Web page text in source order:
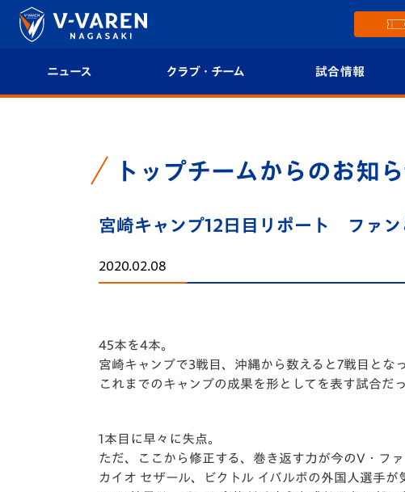
ニュース クラブ・チーム
フィロソフィー
選手プロフィール
マスコット紹介
クラブハウス（練習
場）
試合情報
フォトギャラリー
トップチームからのお知
宮崎キャンプ12日目リポート ファン
2020.02.08
45本を4本。
宮崎キャンプで3戦目、 沖縄から数えると7戦目とな
これまでのキャンプの成果を形としてを表す試合だっ
1本目に早々に失点。
ただ、ここから修正する、巻き返す力が今のV・ フ
カイオ セザール、ビクトル イバルボの外国人選手